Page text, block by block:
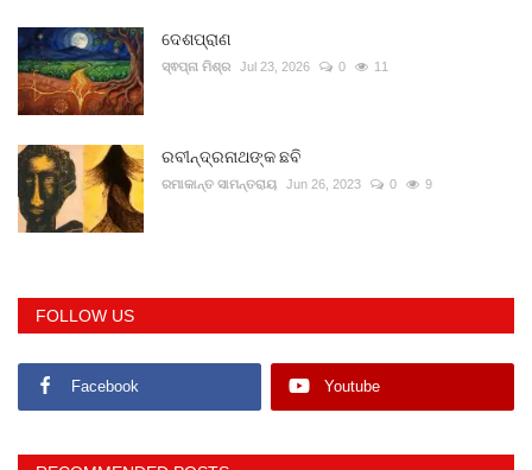
ଦେଶପ୍ରାଣ
ସ୍ଵପ୍ନା ମିଶ୍ର Jul 23, 2026 0 11
ରବୀନ୍ଦ୍ରନାଥଙ୍କ ଛବି
ରମାକାନ୍ତ ସାମନ୍ତରାୟ Jun 26, 2023 0 9
FOLLOW US
Facebook Youtube